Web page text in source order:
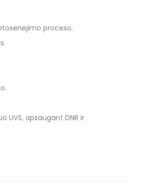
proceso.
UVS, apsaugant DNR ir